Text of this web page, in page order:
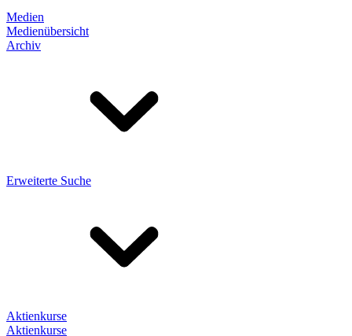
Medien
Medienübersicht
Archiv
Erweiterte Suche
Aktienkurse
Aktienkurse